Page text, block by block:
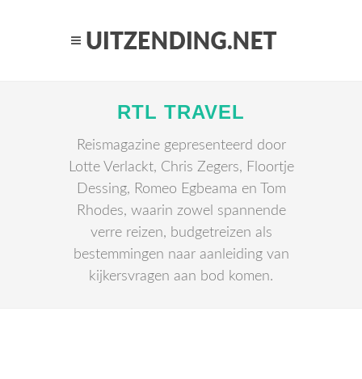
RTL TRAVEL
Reismagazine gepresenteerd door
Lotte Verlackt, Chris Zegers, Floortje
Dessing, Romeo Egbeama en Tom
Rhodes, waarin zowel spannende
verre reizen, budgetreizen als
bestemmingen naar aanleiding van
kijkersvragen aan bod komen.